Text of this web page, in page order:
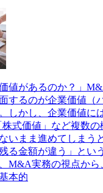
値があるのか？」
するのが企業価値（
しかし、企業価値に
式価値」など複数
いまま進めてしまう
る金額が違う」とい
M&A実務の視点から
本的